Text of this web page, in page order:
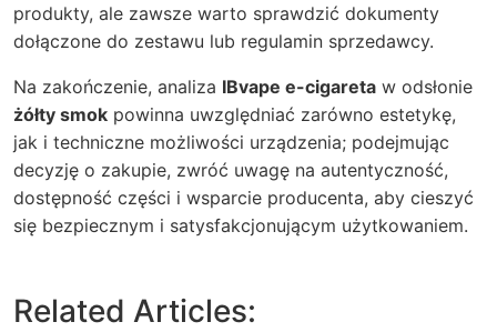
produkty, ale zawsze warto sprawdzić dokumenty
dołączone do zestawu lub regulamin sprzedawcy.
Na zakończenie, analiza IBvape e-cigareta w odsłonie
żółty smok powinna uwzględniać zarówno estetykę,
jak i techniczne możliwości urządzenia; podejmując
decyzję o zakupie, zwróć uwagę na autentyczność,
dostępność części i wsparcie producenta, aby cieszyć
się bezpiecznym i satysfakcjonującym użytkowaniem.
Related Articles: